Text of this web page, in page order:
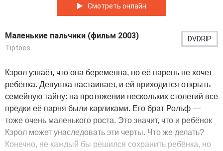
Смотреть онлайн
Маленькие пальчики (фильм 2003)
Tiptoes
DVDRIP
Кэрол узнаёт, что она беременна, но её парень не хочет
ребёнка. Девушка настаивает, и ей приходится открыть
семейную тайну: на протяжении нескольких столетий все
предки её парня были карликами. Его брат Рольф —
тоже очень маленького роста. Это значит, что и ребёнок
Кэрол может унаследовать эти черты. Что же делать?
Конечно, не каждый бы решился сохранить ребёнка, но